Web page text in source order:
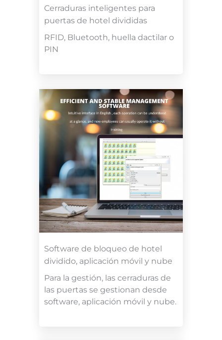
Cerraduras inteligentes para
puertas de hotel divididas
RFID, Bluetooth, huella dactilar o
PIN
Software de bloqueo de hotel
dividido, aplicación móvil y nube
Para la gestión, las cerraduras de
las puertas se gestionan desde
software, aplicación móvil y nube.